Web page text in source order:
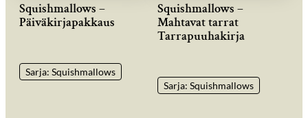
Squishmallows –
Päiväkirjapakkaus
Sarja: Squishmallows
Squishmallows –
Mahtavat tarrat
Tarrapuuhakirja
Sarja: Squishmallows